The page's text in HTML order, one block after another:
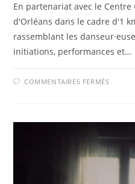
En partenariat avec le
d'Orléans dans le cadre d'1
rassemblant les
initiations, performances et…
COMMENTAIRES FERMÉSSUR
SI
DE
DE